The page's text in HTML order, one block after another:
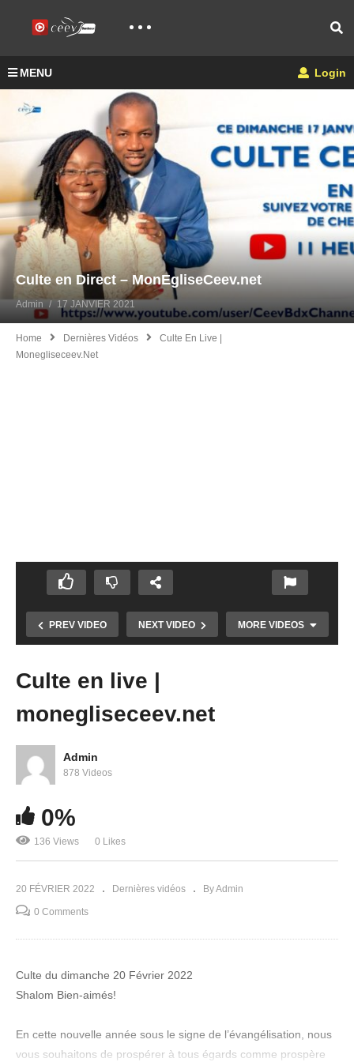
MENU Login
Culte en Direct – MonEgliseCeev.net
Admin 17 JANVIER 2021
Home Dernières Vidéos
Culte En Live |
Monegliseceev.net
PREV VIDEO NEXT VIDEO MORE VIDEOS
Le mystère de ta destinée prophétique
Culte en live |
monegliseceev.net
Admin
878 Videos
0%
136 Views 0 Likes
20 FÉVRIER 2022 Dernières vidéos By Admin
0 Comments
Culte du dimanche 20 Février 2022
Shalom Bien-aimés!
En cette nouvelle année sous le signe de l’évangélisation, nous
vous souhaitons de prospérer à tous égards comme prospère